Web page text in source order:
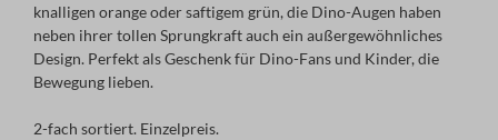
knalligen orange oder saftigem grün, die Dino-Augen haben
neben ihrer tollen Sprungkraft auch ein außergewöhnliches
Design. Perfekt als Geschenk für Dino-Fans und Kinder, die
Bewegung lieben.
2-fach sortiert. Einzelpreis.